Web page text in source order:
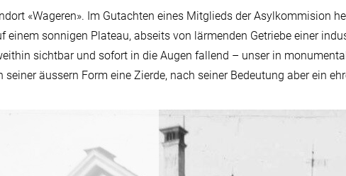
«Wageren». Im Gutachten eines Mitglieds der Asylkommision
einem sonnigen Plateau, abseits von lärmenden Getriebe einer
sichtbar und sofort in die Augen fallend – unser in
seiner äussern Form eine Zierde, nach seiner Bedeutung aber ein